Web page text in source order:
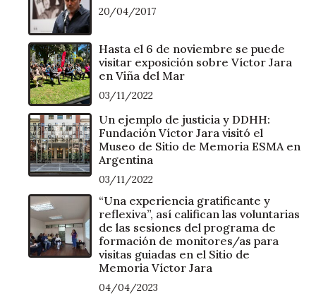
20/04/2017
Hasta el 6 de noviembre se puede
visitar exposición sobre Víctor Jara
en Viña del Mar
03/11/2022
Un ejemplo de justicia y DDHH:
Fundación Víctor Jara visitó el
Museo de Sitio de Memoria ESMA en
Argentina
03/11/2022
“Una experiencia gratificante y
reflexiva”, así califican las voluntarias
de las sesiones del programa de
formación de monitores/as para
visitas guiadas en el Sitio de
Memoria Víctor Jara
04/04/2023